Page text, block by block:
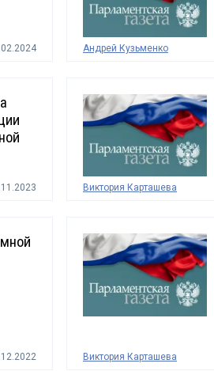
Андрей Кузьменко
Виктория Карташева
Виктория Карташева